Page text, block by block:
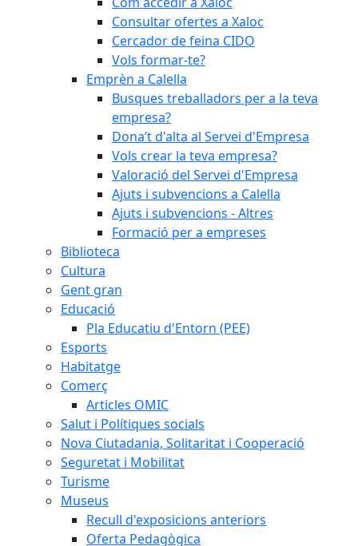
Consultar ofertes a Xaloc
Cercador de feina CIDO
Vols formar-te?
Emprèn a Calella
Busques treballadors per a la teva
empresa?
Dona’t d'alta al Servei d'Empresa
Vols crear la teva empresa?
Valoració del Servei d'Empresa
Ajuts i subvencions a Calella
Ajuts i subvencions - Altres
Formació per a empreses
Biblioteca
Cultura
Gent gran
Educació
Pla Educatiu d'Entorn (PEE)
Esports
Habitatge
Comerç
Articles OMIC
Salut i Polítiques socials
Nova Ciutadania, Solitaritat i Cooperació
Seguretat i Mobilitat
Turisme
Museus
Recull d'exposicions anteriors
Oferta Pedagògica